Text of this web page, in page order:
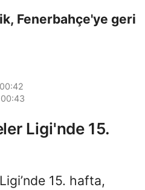
Fenerbahçe'ye geri
Ligi'nde 15.
15. hafta,